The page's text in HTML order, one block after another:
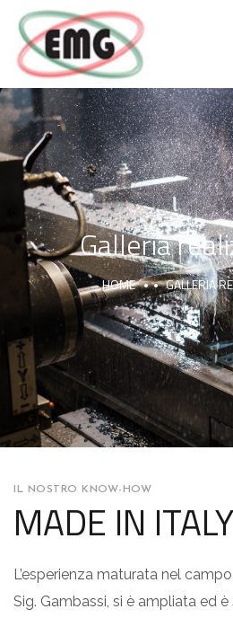
Galleria
HOME GALLERIA
IL NOSTRO KNOW-HOW
MADE IN ITALY
L’esperienza maturata nel
Sig. Gambassi, si è ampliata ed